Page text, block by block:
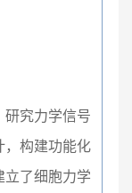
研究力学信号
，构建功能化
立了细胞力学